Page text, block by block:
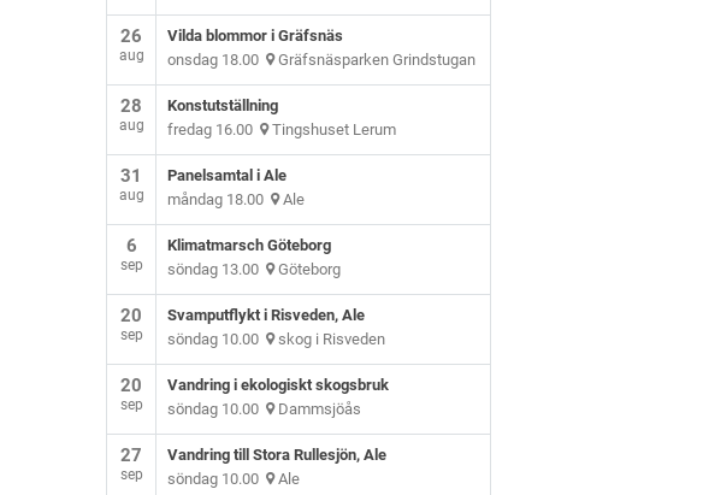
26
aug
Vilda blommor i Gräfsnäs
onsdag 18.00 Gräfsnäsparken Grindstugan
28
aug
Konstutställning
fredag 16.00 Tingshuset Lerum
31
aug
Panelsamtal i Ale
måndag 18.00 Ale
6
sep
Klimatmarsch Göteborg
söndag 13.00 Göteborg
20
sep
Svamputflykt i Risveden, Ale
söndag 10.00 skog i Risveden
20
sep
Vandring i ekologiskt skogsbruk
söndag 10.00 Dammsjöås
27
sep
Vandring till Stora Rullesjön, Ale
söndag 10.00 Ale